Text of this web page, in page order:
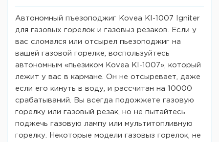
Автономный пъезоподжиг Kovea KI-1007 Igniter
для газовых горелок и газовыз резаков. Если у
вас сломался или отсырел пьезоподжиг на
вашей газовой горелке, воспользуйтесь
автономным «пьезиком Kovea KI-1007», который
лежит у вас в кармане. Он не отсыревает, даже
если его кинуть в воду, и рассчитан на 10000
срабатываний. Вы всегда подожжете газовую
горелку или газовый резак, но не пытайтесь
поджечь газовую лампу или мультитопливную
горелку. Некоторые модели газовыз горелок, не